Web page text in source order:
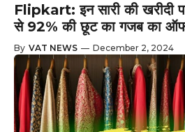
Flipkart: इन सारी की
से 92% की छूट का गजब का
By VAT NEWS — December 2, 2024